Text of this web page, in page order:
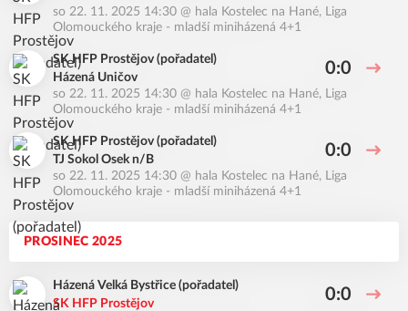
so 22. 11. 2025 14:30 @ hala Kostelec na Hané, Liga
Olomouckého kraje - mladší miniházená 4+1
SK HFP Prostějov (pořadatel)
Házená Uničov
0:0
so 22. 11. 2025 14:30 @ hala Kostelec na Hané, Liga
Olomouckého kraje - mladší miniházená 4+1
SK HFP Prostějov (pořadatel)
TJ Sokol Osek n/B
0:0
so 22. 11. 2025 14:30 @ hala Kostelec na Hané, Liga
Olomouckého kraje - mladší miniházená 4+1
PROSINEC 2025
Házená Velká Bystřice (pořadatel)
SK HFP Prostějov
0:0